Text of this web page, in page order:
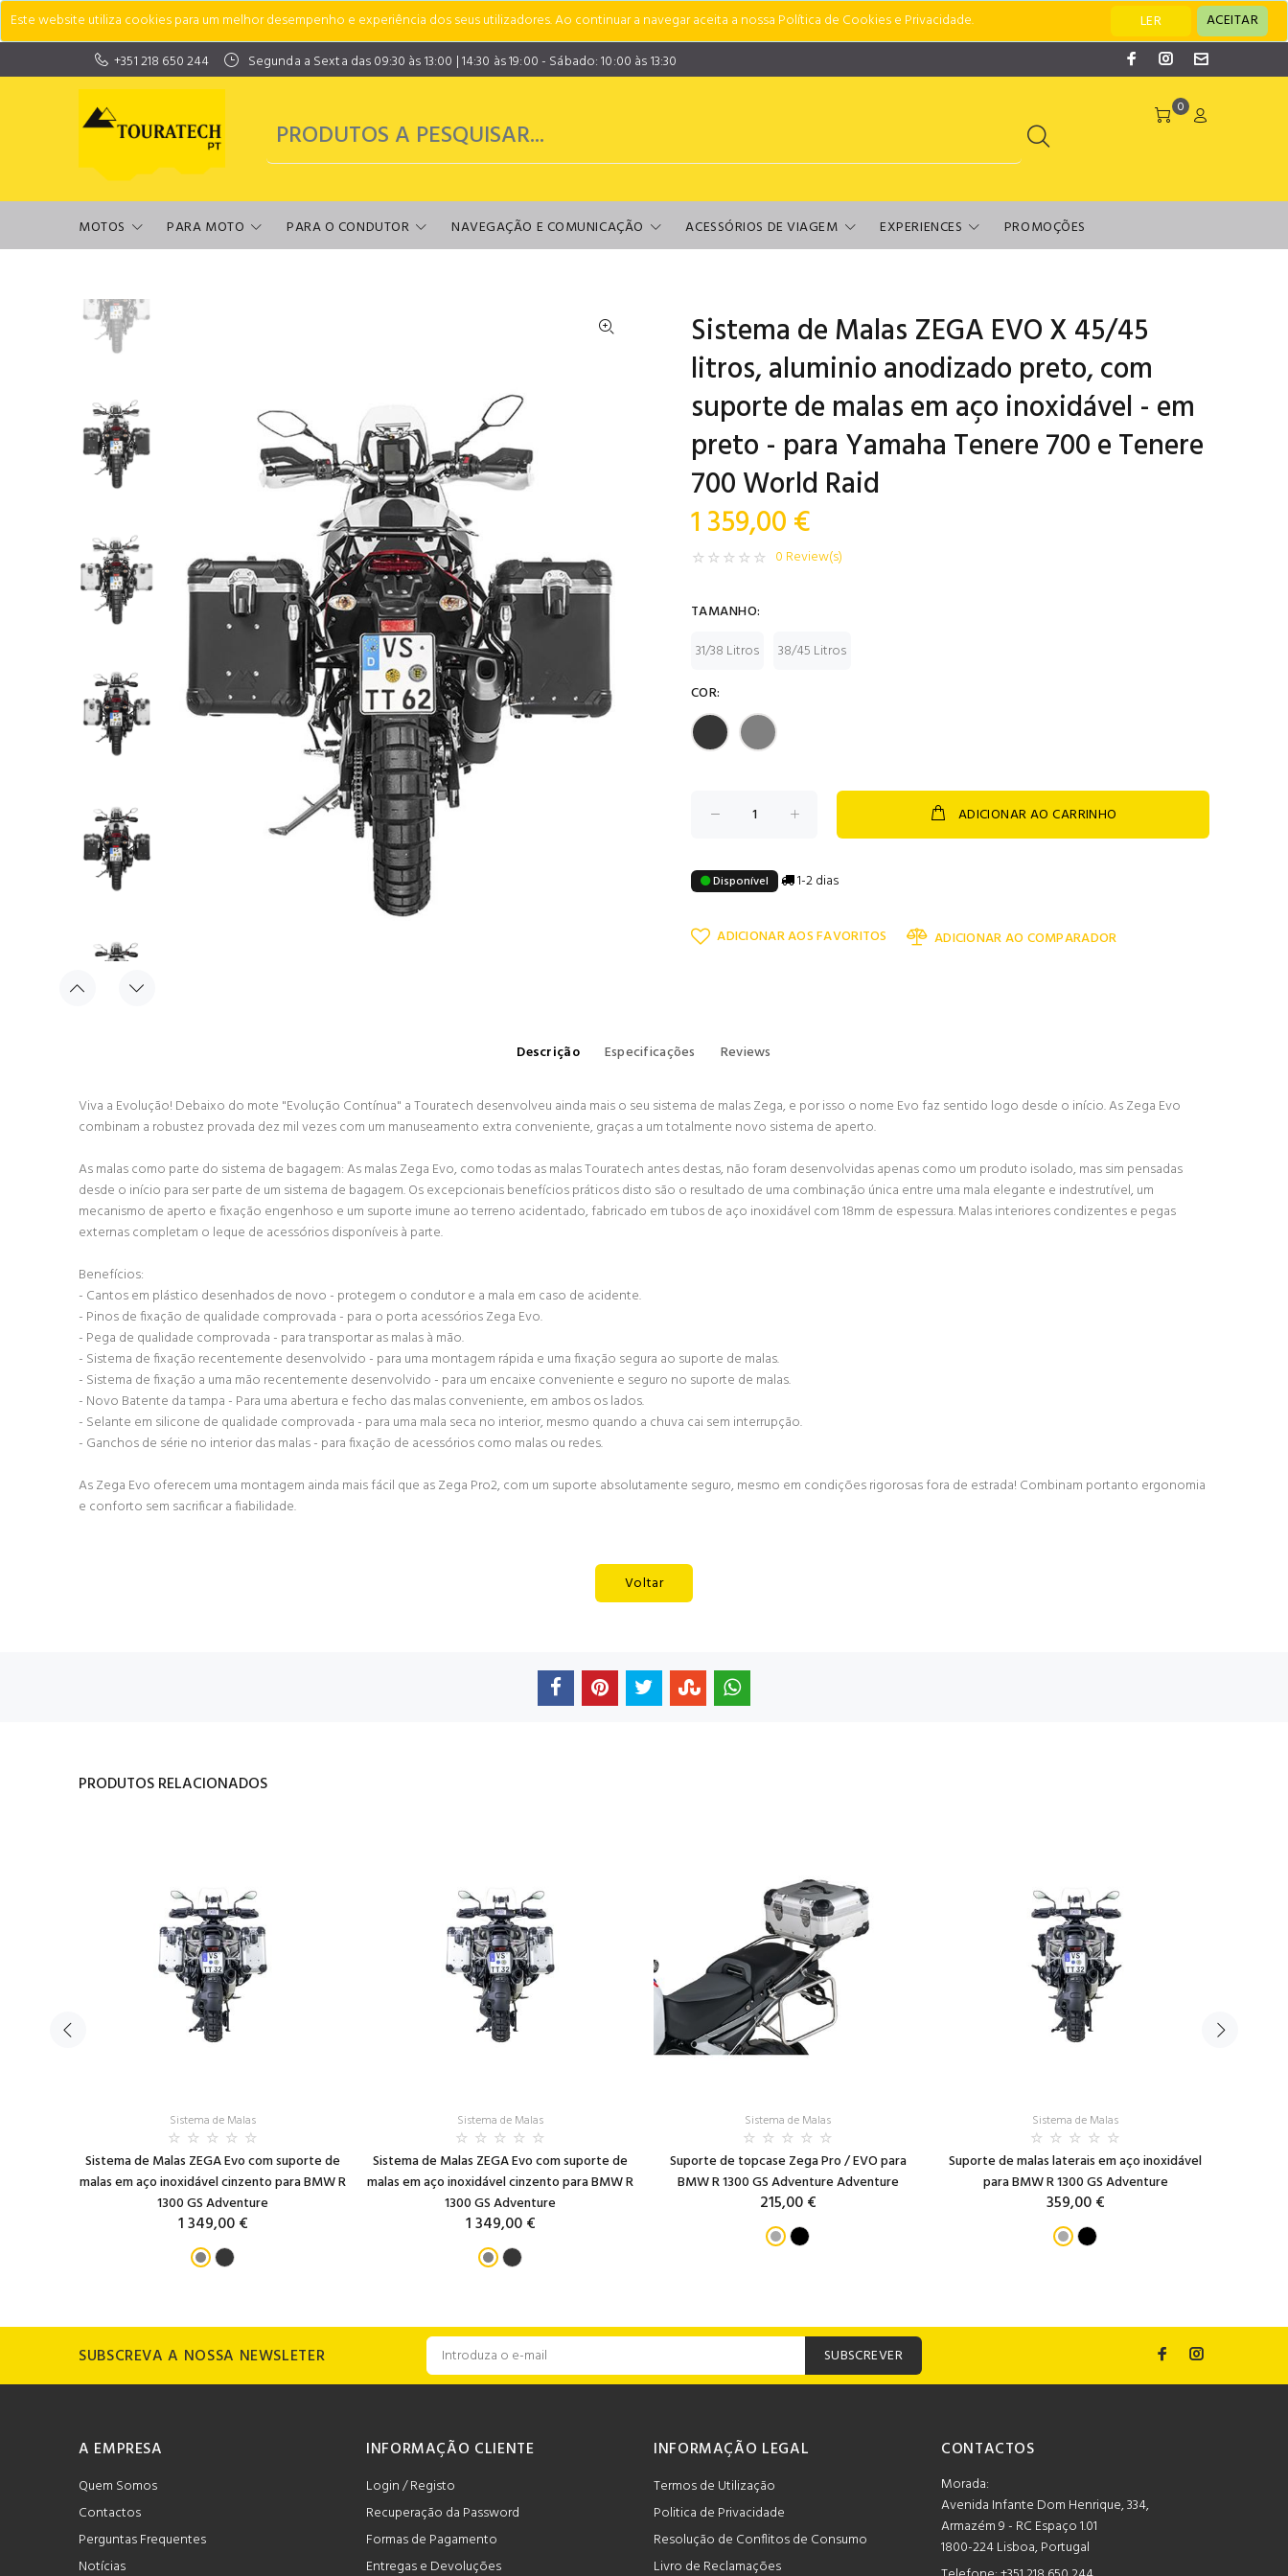
Este website utiliza cookies para um melhor desempenho e experiência dos seus utilizadores. Ao continuar a navegar aceita a nossa Política de Cookies e Privacidade. LER
ACEITAR
+351 218 650 244
Segunda a Sexta das 09:30 às 13:00 | 14:30 às 19:00 - Sábado: 10:00 às 13:30
0
MOTOS PARA MOTO PARA O CONDUTOR NAVEGAÇÃO E COMUNICAÇÃO ACESSÓRIOS DE VIAGEM EXPERIENCES PROMOÇÕES
Sistema de Malas ZEGA EVO X 45/45
litros, aluminio anodizado preto, com
suporte de malas em aço inoxidável - em
preto - para Yamaha Tenere 700 e Tenere
700 World Raid
1 359,00 €
0 Review(s)
TAMANHO:
31/38 Litros
38/45 Litros
COR:
ADICIONAR AO CARRINHO
Disponível 1-2 dias
ADICIONAR AOS FAVORITOS ADICIONAR AO COMPARADOR
Descrição Especificações Reviews
Viva a Evolução! Debaixo do mote "Evolução Contínua" a Touratech desenvolveu ainda mais o seu sistema de malas Zega, e por isso o nome Evo faz sentido logo desde o início. As Zega Evo
combinam a robustez provada dez mil vezes com um manuseamento extra conveniente, graças a um totalmente novo sistema de aperto.
As malas como parte do sistema de bagagem: As malas Zega Evo, como todas as malas Touratech antes destas, não foram desenvolvidas apenas como um produto isolado, mas sim pensadas
desde o início para ser parte de um sistema de bagagem. Os excepcionais benefícios práticos disto são o resultado de uma combinação única entre uma mala elegante e indestrutível, um
mecanismo de aperto e fixação engenhoso e um suporte imune ao terreno acidentado, fabricado em tubos de aço inoxidável com 18mm de espessura. Malas interiores condizentes e pegas
externas completam o leque de acessórios disponíveis à parte.
Benefícios:
- Cantos em plástico desenhados de novo - protegem o condutor e a mala em caso de acidente.
- Pinos de fixação de qualidade comprovada - para o porta acessórios Zega Evo.
- Pega de qualidade comprovada - para transportar as malas à mão.
- Sistema de fixação recentemente desenvolvido - para uma montagem rápida e uma fixação segura ao suporte de malas.
- Sistema de fixação a uma mão recentemente desenvolvido - para um encaixe conveniente e seguro no suporte de malas.
- Novo Batente da tampa - Para uma abertura e fecho das malas conveniente, em ambos os lados.
- Selante em silicone de qualidade comprovada - para uma mala seca no interior, mesmo quando a chuva cai sem interrupção.
- Ganchos de série no interior das malas - para fixação de acessórios como malas ou redes.
As Zega Evo oferecem uma montagem ainda mais fácil que as Zega Pro2, com um suporte absolutamente seguro, mesmo em condições rigorosas fora de estrada! Combinam portanto ergonomia
e conforto sem sacrificar a fiabilidade.
Voltar
PRODUTOS RELACIONADOS
Sistema de Malas
Sistema de Malas ZEGA Evo com suporte de
malas em aço inoxidável cinzento para BMW R
1300 GS Adventure
1 349,00 €
Sistema de Malas
Sistema de Malas ZEGA Evo com suporte de
malas em aço inoxidável cinzento para BMW R
1300 GS Adventure
1 349,00 €
Sistema de Malas
Suporte de topcase Zega Pro / EVO para
BMW R 1300 GS Adventure Adventure
215,00 €
Sistema de Malas
Suporte de malas laterais em aço inoxidável
para BMW R 1300 GS Adventure
359,00 €
SUBSCREVA A NOSSA NEWSLETER SUBSCREVER
A EMPRESA
Quem Somos
Contactos
Perguntas Frequentes
Notícias
INFORMAÇÃO CLIENTE
Login / Registo
Recuperação da Password
Formas de Pagamento
Entregas e Devoluções
INFORMAÇÃO LEGAL
Termos de Utilização
Politica de Privacidade
Resolução de Conflitos de Consumo
Livro de Reclamações
CONTACTOS
Morada:
Avenida Infante Dom Henrique, 334,
Armazém 9 - RC Espaço 1.01
1800-224 Lisboa, Portugal